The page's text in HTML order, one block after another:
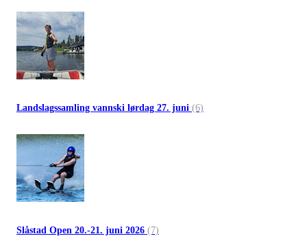
Landslagssamling vannski lørdag 27. juni (6)
Slåstad Open 20.-21. juni 2026 (7)